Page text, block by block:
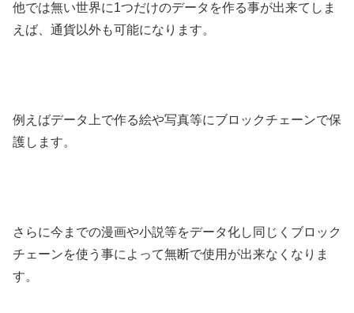
他では無い世界に1つだけのデータを作る事が出来てしま
えば、通貨以外も可能になります。
例えばデータ上で作る絵や写真等にブロックチェーンで保
護します。
さらに今までの漫画や小説等をデータ化し同じくブロック
チェーンを使う事によって無断で使用が出来なくなりま
す。